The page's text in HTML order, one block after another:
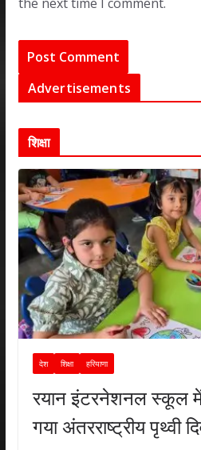
Advertisements
शिक्षा
देश शिक्षा हरियाणा
रयान इंटरनेशनल स्कूल में
गया अंतरराष्ट्रीय पृथ्वी